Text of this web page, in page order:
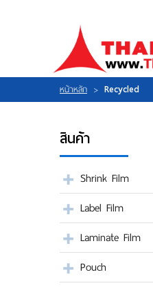
My Wishlist
เกี่ยวกับเรา
สินค้า
แผนที่
ร่วมงานกับเรา
หน้าหลัก > Recycled
สินค้า
Shrink Film
Label Film
Laminate Film
Pouch